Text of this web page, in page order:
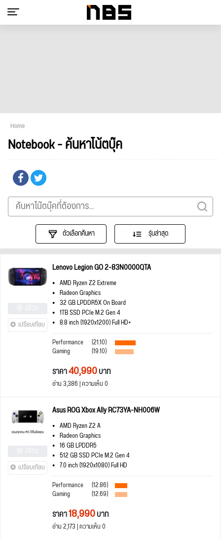
Home
Notebook - ค้นหาโน้ตบุ๊ค
ตัวเลือกค้นหา รุ่นล่าสุด
เปรียบเทียบ
Lenovo Legion GO 2-83N0000QTA
AMD Ryzen Z2 Extreme
Radeon Graphics
32 GB LPDDR5X On Board
1TB SSD PCIe M.2 Gen 4
8.8 inch (1920x1200) Full HD+
Performance
(21.10)
Gaming (19.10)
ราคา40,990บาท
อ่าน 3,386 | ความเห็น 0
เปรียบเทียบ
Asus ROG Xbox Ally RC73YA-NH006W
AMD Ryzen Z2 A
Radeon Graphics
16 GB LPDDR5
512 GB SSD PCIe M.2 Gen 4
7.0 inch (1920x1080) Full HD
Performance
(12.86)
Gaming (12.69)
ราคา18,990บาท
อ่าน 2,173 | ความเห็น 0